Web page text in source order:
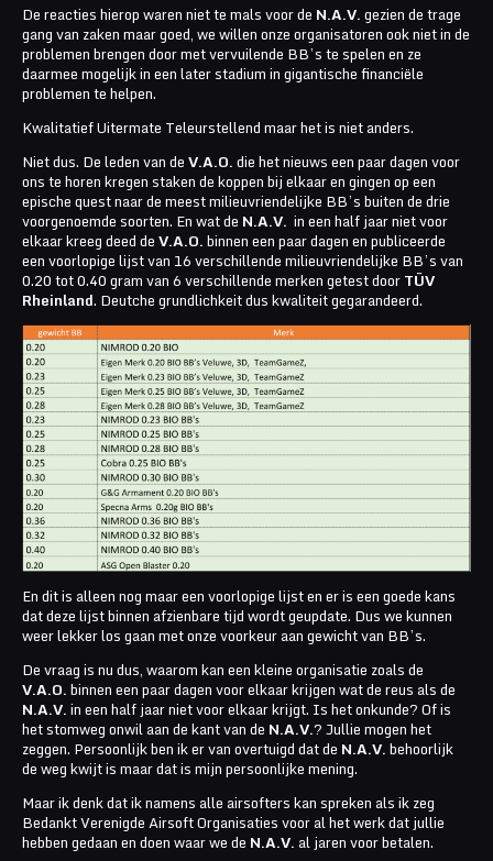
De reacties hierop waren niet te mals voor de N.A.V.gezien de trage
gang van zaken maar goed, we willen onze organisatoren ook niet in de
problemen brengen door met vervuilende BB’s te spelen en ze
daarmee mogelijk in een later stadium in gigantische financiële
problemen te helpen.
Kwalitatief Uitermate Teleurstellend maar het is niet anders.
Niet dus. De leden van deV.A.O.die het nieuws een paar dagen voor
ons te horen kregen staken de koppen bij elkaar en gingen op een
epische quest naar de meest milieuvriendelijke BB’s buiten de drie
voorgenoemde soorten. En wat de N.A.V. in een half jaar niet voor
elkaar kreeg deed deV.A.O.binnen een paar dagen en publiceerde
een voorlopige lijst van 16 verschillende milieuvriendelijke BB’s van
0.20 tot 0.40 gram van 6 verschillende merken getest doorTÜV
Rheinland. Deutche grundlichkeit dus kwaliteit gegarandeerd.
En dit is alleen nog maar een voorlopige lijst en er is een goede kans
dat deze lijst binnen afzienbare tijd wordt geupdate. Dus we kunnen
weer lekker los gaan met onze voorkeur aan gewicht van BB’s.
De vraag is nu dus, waarom kan een kleine organisatie zoals de
V.A.O.binnen een paar dagen voor elkaar krijgen wat de reus als de
N.A.V.in een half jaar niet voor elkaar krijgt. Is het onkunde? Of is
het stomweg onwil aan de kant van de N.A.V.? Jullie mogen het
zeggen. Persoonlijk ben ik er van overtuigd dat de N.A.V.behoorlijk
de weg kwijt is maar dat is mijn persoonlijke mening.
Maar ik denk dat ik namens alle airsofters kan spreken als ik zeg
Bedankt Verenigde Airsoft Organisaties voor al het werk dat jullie
hebben gedaan en doen waar we de N.A.V.al jaren voor betalen.